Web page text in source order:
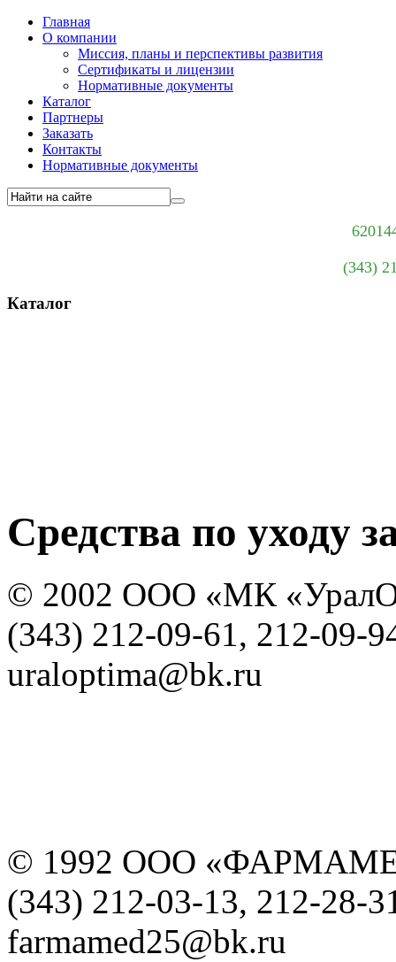
Главная
О компании
Миссия, планы и перспективы развития
Сертификаты и лицензии
Нормативные документы
Каталог
Партнеры
Заказать
Контакты
Нормативные документы
(343)
Каталог
Средства по уходу
© 2002 ООО «МК
(343) 212-09-61, 212-09-
uraloptima@bk.ru
© 1992 ООО
(343) 212-03-13, 212-28-
farmamed25@bk.ru